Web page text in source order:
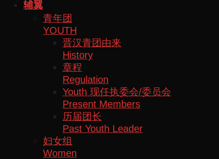
辅翼
青年团
YOUTH
晋汉青团由来
History
章程
Regulation
Youth 现任执委会/委员会
Present Members
历届团长
Past Youth Leader
妇女组
Women